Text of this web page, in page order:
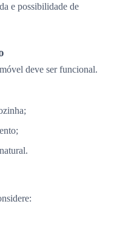
e possibilidade de
deve ser funcional.